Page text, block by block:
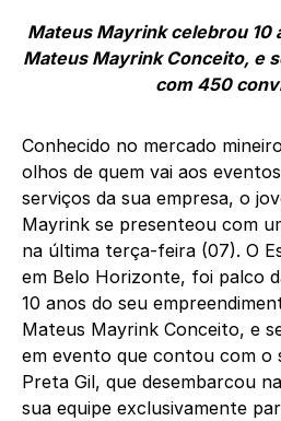
Mateus Mayrink celebrou 10
Mateus Mayrink Conceito, e
com 450
Conhecido no mercado
olhos de quem vai aos
serviços da sua empresa, o
Mayrink se presenteou com
na última terça-feira (07). O
em Belo Horizonte, foi palco
10 anos do seu
Mateus Mayrink Conceito, e
em evento que contou com o
Preta Gil, que desembarcou
sua equipe exclusivamente